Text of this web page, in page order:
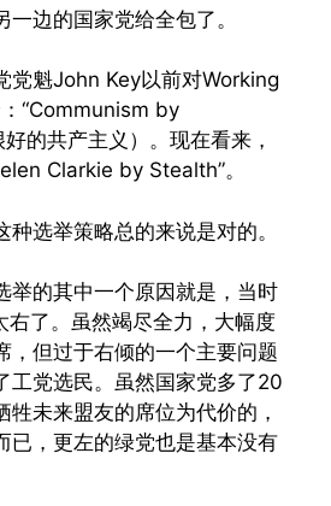
边的国家党给全包了。
党魁John Key以前对Working
“Communism by
的共产主义）。现在看来，
Clarkie by Stealth”。
选举策略总的来说是对的。
举的其中一个原因就是，当时
右了。虽然竭尽全力，大幅度
，但过于右倾的一个主要问题
党选民。虽然国家党多了20
牲未来盟友的席位为代价的，
已，更左的绿党也是基本没有